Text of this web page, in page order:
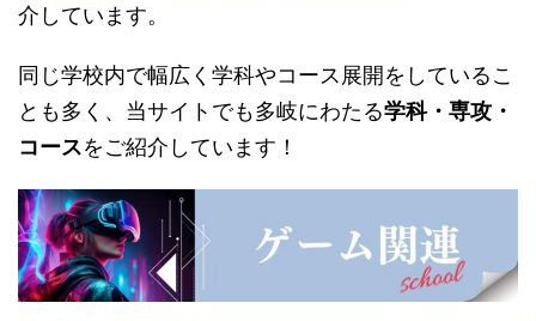
介しています。
同じ学校内で幅広く学科やコース展開をしているこ
とも多く、当サイトでも多岐にわたる学科・専攻・
コースをご紹介しています！